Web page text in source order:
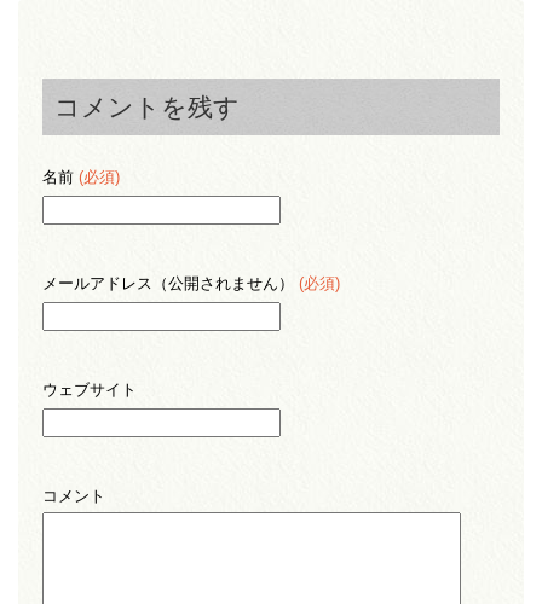
コメントを残す
名前 (必須)
メールアドレス（公開されません） (必須)
ウェブサイト
コメント